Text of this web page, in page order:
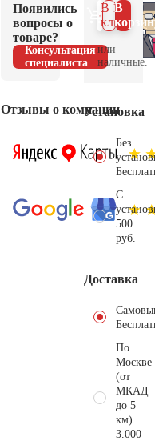
Появились
вопросы о
товаре?
Консультация
специалиста
Отзывы о компании
В
В 1
клик
или
наличные.
Установка
Без
С
500
руб.
Доставка
По
Москве
(от
МКАД
до 5
км)
3.000